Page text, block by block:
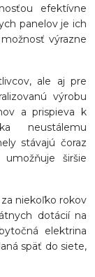
efektívne
panelov je ich
výrazne
ale aj pre
výrobu
a prispieva k
neustálemu
stávajú čoraz
širšie
niekoľko rokov
dotácií na
elektrina
späť do siete,